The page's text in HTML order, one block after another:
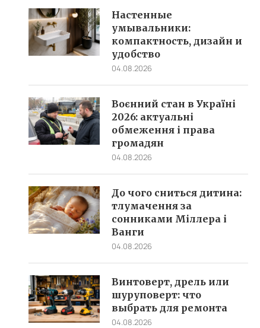
Настенные
умывальники:
компактность, дизайн и
удобство
04.08.2026
Воєнний стан в Україні
2026: актуальні
обмеження і права
громадян
04.08.2026
До чого сниться дитина:
тлумачення за
сонниками Міллера і
Ванги
04.08.2026
Винтоверт, дрель или
шуруповерт: что
выбрать для ремонта
04.08.2026